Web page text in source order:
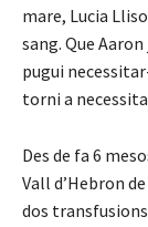
mare, Lucia
sang. Que
pugui
torni a
Des de fa 6
Vall d’Hebron
dos transfusions